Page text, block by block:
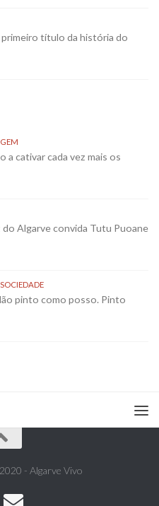
título da história do
a cativar cada vez mais os
Algarve convida Tutu Puoane
SOCIEDADE
pinto como posso. Pinto
- Algarve Vivo